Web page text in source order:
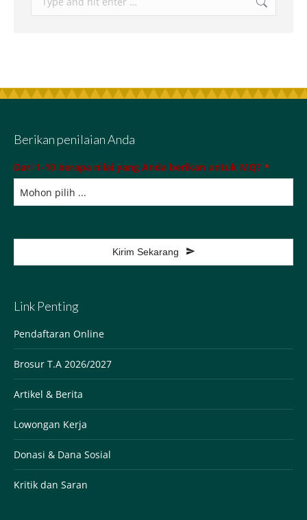
Berikan penilaian Anda
Dari 1-10 berapa nilai yang Anda berikan untuk MQ? *
Kirim Sekarang
field
be
left
blank
Link Penting
Pendaftaran Online
Brosur T.A 2026/2027
Artikel & Berita
Lowongan Kerja
Donasi & Dana Sosial
Kritik dan Saran